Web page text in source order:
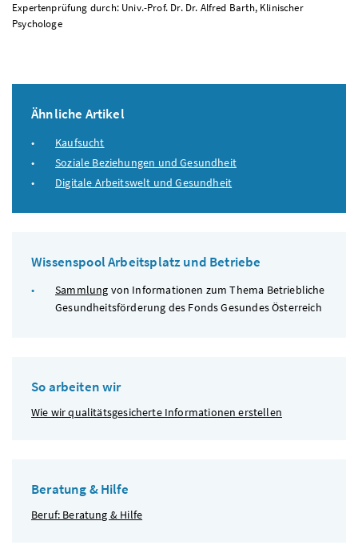
Expertenprüfung durch: Univ.-Prof. Dr. Dr. Alfred Barth, Klinischer
Psychologe
Ähnliche Artikel
Kaufsucht
Soziale Beziehungen und Gesundheit
Digitale Arbeitswelt und Gesundheit
Wissenspool Arbeitsplatz und Betriebe
Sammlung von Informationen zum Thema Betriebliche
Gesundheitsförderung des Fonds Gesundes Österreich
So arbeiten wir
Wie wir qualitätsgesicherte Informationen erstellen
Beratung & Hilfe
Beruf: Beratung & Hilfe